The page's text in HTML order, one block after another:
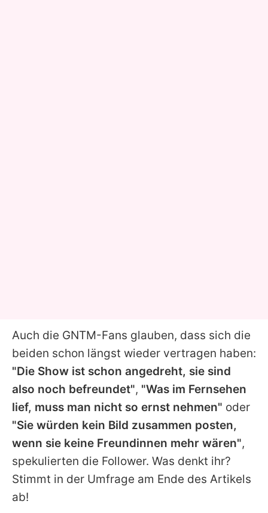
Auch die GNTM-Fans glauben, dass sich die
beiden schon längst wieder vertragen haben:
"Die Show ist schon angedreht, sie sind
also noch befreundet", "Was im Fernsehen
lief, muss man nicht so ernst nehmen" oder
"Sie würden kein Bild zusammen posten,
wenn sie keine Freundinnen mehr wären",
spekulierten die Follower. Was denkt ihr?
Stimmt in der Umfrage am Ende des Artikels
ab!